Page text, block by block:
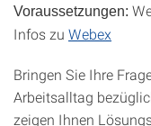
Voraussetzungen:
Infos zu Webex
Bringen Sie Ihre
Arbeitsalltag
zeigen Ihnen